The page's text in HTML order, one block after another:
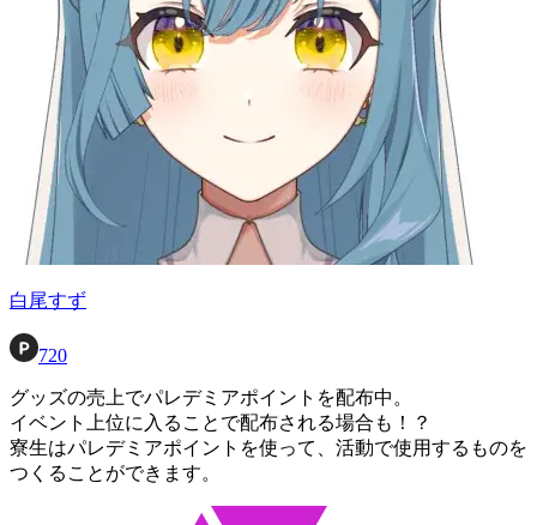
白尾すず
720
グッズの売上でパレデミアポイントを配布中。
イベント上位に入ることで配布される場合も！？
寮生はパレデミアポイントを使って、活動で使用するものを
つくることができます。